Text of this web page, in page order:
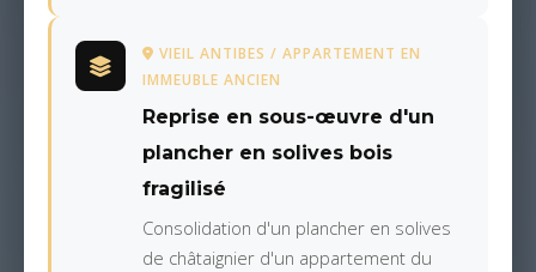
VIEIL ANTIBES / APPARTEMENT EN
IMMEUBLE ANCIEN
Reprise en sous-œuvre d'un
plancher en solives bois
fragilisé
Consolidation d'un plancher en solives
de châtaignier d'un appartement du